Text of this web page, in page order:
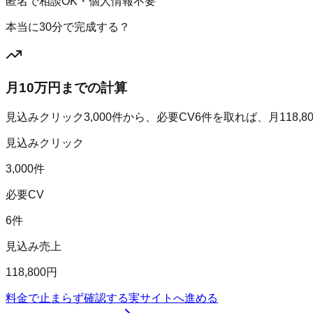
本当に30分で完成する？
月10万円までの計算
見込みクリック3,000件から、必要CV6件を取れば、月
見込みクリック
3,000件
必要CV
6件
見込み売上
118,800円
料金で止まらず確認する実サイトへ進める